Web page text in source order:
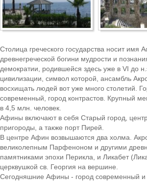
Столица греческого государства носит имя
древнегреческой богини мудрости и
демократии, родившейся здесь уже в VI до
цивилизации, символ которой, ансамбль
восхищать людей вот уже много столетий.
современный, город контрастов. Крупный
в 4,5 млн. человек.
Афины включают в себя Старый город,
пригороды, а также порт Пирей.
В центре Афин возвышаются два холма.
великолепным Парфеноном и другими
памятниками эпохи Перикла, и Ликабет
церквушкой св. Георгия на вершине.
Сегодняшние Афины - город современный и